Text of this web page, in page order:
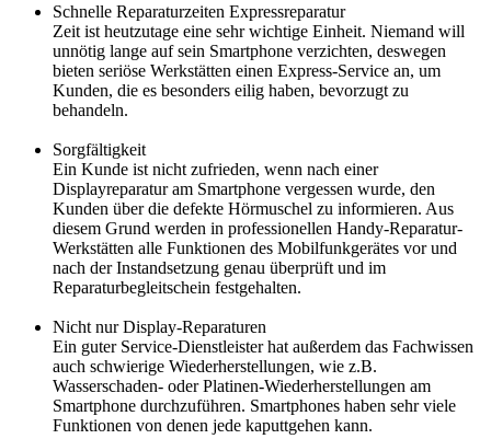
Schnelle Reparaturzeiten Expressreparatur
Zeit ist heutzutage eine sehr wichtige Einheit. Niemand will
unnötig lange auf sein Smartphone verzichten, deswegen
bieten seriöse Werkstätten einen Express-Service an, um
Kunden, die es besonders eilig haben, bevorzugt zu
behandeln.
Sorgfältigkeit
Ein Kunde ist nicht zufrieden, wenn nach einer
Displayreparatur am Smartphone vergessen wurde, den
Kunden über die defekte Hörmuschel zu informieren. Aus
diesem Grund werden in professionellen Handy-Reparatur-
Werkstätten alle Funktionen des Mobilfunkgerätes vor und
nach der Instandsetzung genau überprüft und im
Reparaturbegleitschein festgehalten.
Nicht nur Display-Reparaturen
Ein guter Service-Dienstleister hat außerdem das Fachwissen
auch schwierige Wiederherstellungen, wie z.B.
Wasserschaden- oder Platinen-Wiederherstellungen am
Smartphone durchzuführen. Smartphones haben sehr viele
Funktionen von denen jede kaputtgehen kann.